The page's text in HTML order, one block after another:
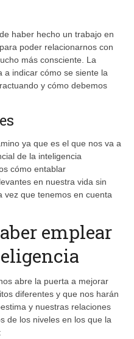
haber hecho un trabajo en
poder relacionarnos con
más consciente. La
a indicar cómo se siente la
y cómo debemos
ya que es el que nos va a
de la inteligencia
cómo entablar
en nuestra vida sin
vez que tenemos en cuenta
emplear
abre la puerta a mejorar
diferentes y que nos harán
y nuestras relaciones
de los niveles en los que la